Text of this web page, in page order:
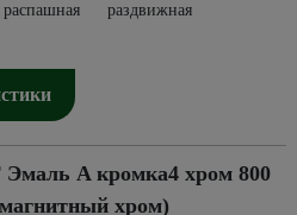
распашная
раздвижная
A кромка4 хром 800
хром)